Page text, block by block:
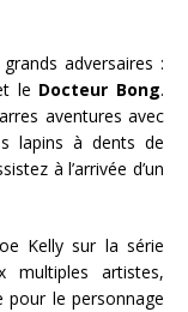
adversaires :
le Docteur Bong.
aventures avec
lapins à dents de
à l’arrivée d’un
Kelly sur la série
multiples artistes,
pour le personnage